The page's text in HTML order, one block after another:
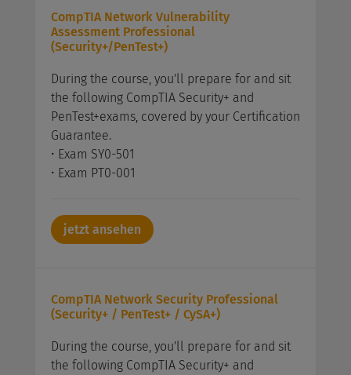
CompTIA Network Vulnerability
Assessment Professional
(Security+/PenTest+)
During the course, you'll prepare for and sit
the following CompTIA Security+ and
PenTest+exams, covered by your Certification
Guarantee.
• Exam SY0-501
• Exam PT0-001
jetzt ansehen
CompTIA Network Security Professional
(Security+ / PenTest+ / CySA+)
During the course, you'll prepare for and sit
the following CompTIA Security+ and